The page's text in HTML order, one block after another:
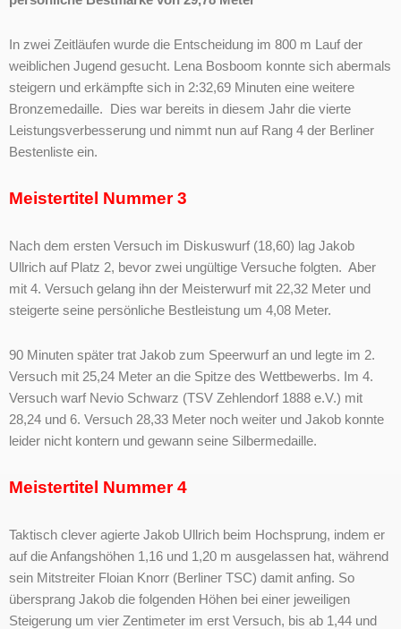
In zwei Zeitläufen wurde die Entscheidung im 800 m Lauf der
weiblichen Jugend gesucht. Lena Bosboom konnte sich abermals
steigern und erkämpfte sich in 2:32,69 Minuten eine weitere
Bronzemedaille. Dies war bereits in diesem Jahr die vierte
Leistungsverbesserung und nimmt nun auf Rang 4 der Berliner
Bestenliste ein.
Meistertitel Nummer 3
Nach dem ersten Versuch im Diskuswurf (18,60) lag Jakob
Ullrich auf Platz 2, bevor zwei ungültige Versuche folgten. Aber
mit 4. Versuch gelang ihn der Meisterwurf mit 22,32 Meter und
steigerte seine persönliche Bestleistung um 4,08 Meter.
90 Minuten später trat Jakob zum Speerwurf an und legte im 2.
Versuch mit 25,24 Meter an die Spitze des Wettbewerbs. Im 4.
Versuch warf Nevio Schwarz (TSV Zehlendorf 1888 e.V.) mit
28,24 und 6. Versuch 28,33 Meter noch weiter und Jakob konnte
leider nicht kontern und gewann seine Silbermedaille.
Meistertitel Nummer 4
Taktisch clever agierte Jakob Ullrich beim Hochsprung, indem er
auf die Anfangshöhen 1,16 und 1,20 m ausgelassen hat, während
sein Mitstreiter Floian Knorr (Berliner TSC) damit anfing. So
übersprang Jakob die folgenden Höhen bei einer jeweiligen
Steigerung um vier Zentimeter im erst Versuch, bis ab 1,44 und